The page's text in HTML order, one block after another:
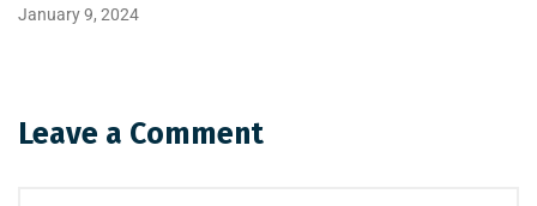
January 9, 2024
Leave a Comment